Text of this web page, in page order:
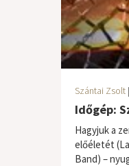
Szántai Zsolt
Időgép:
Hagyjuk a
előéletét
Band) –